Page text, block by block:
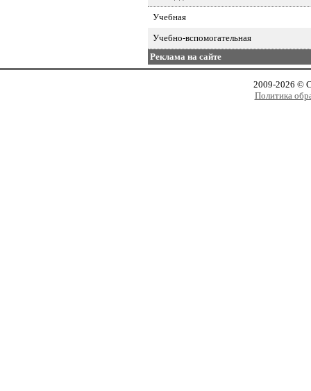
Учебная
Учебно-вспомогательная
Реклама на сайте
2009-2026 ©
Политика